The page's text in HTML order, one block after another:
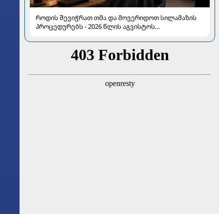
როდის შევიჭრათ თმა და მოვერიდოთ სილამაზის
პროცედურებს - 2026 წლის აგვისტოს